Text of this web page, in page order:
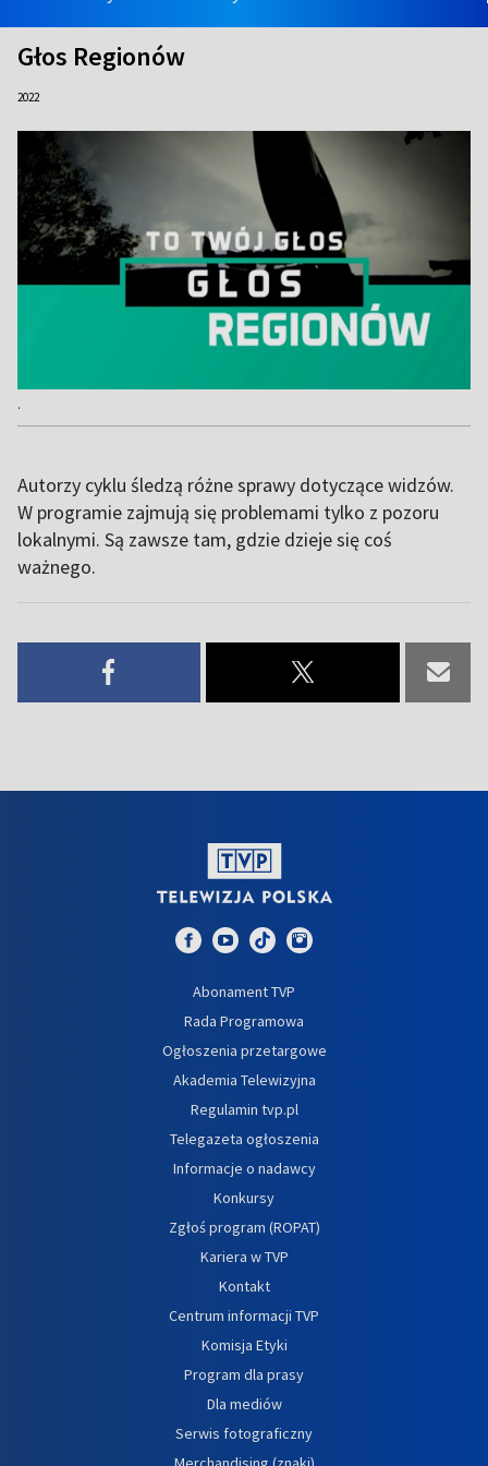
Głos Regionów
2022
.
Autorzy cyklu śledzą różne sprawy dotyczące widzów.
W programie zajmują się problemami tylko z pozoru
lokalnymi. Są zawsze tam, gdzie dzieje się coś
ważnego.
Abonament TVP
Rada Programowa
Ogłoszenia przetargowe
Akademia Telewizyjna
Regulamin tvp.pl
Telegazeta ogłoszenia
Informacje o nadawcy
Konkursy
Zgłoś program (ROPAT)
Kariera w TVP
Kontakt
Centrum informacji TVP
Komisja Etyki
Program dla prasy
Dla mediów
Serwis fotograficzny